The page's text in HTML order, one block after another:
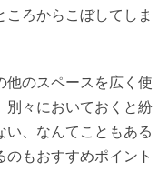
ろからこぼしてしま
他のスペースを広く使
別々においておくと紛
い、なんてこともある
もおすすめポイント